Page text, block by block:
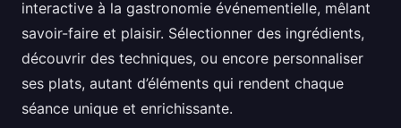
interactive à la gastronomie événementielle, mêlant
savoir-faire et plaisir. Sélectionner des ingrédients,
découvrir des techniques, ou encore personnaliser
ses plats, autant d’éléments qui rendent chaque
séance unique et enrichissante.